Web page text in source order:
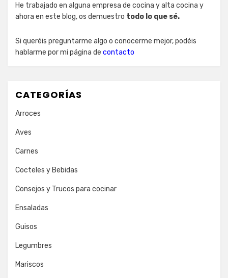
He trabajado en alguna empresa de cocina y alta cocina y
ahora en este blog, os demuestro todo lo que sé.
Si queréis preguntarme algo o conocerme mejor, podéis
hablarme por mi página de contacto
CATEGORÍAS
Arroces
Aves
Carnes
Cocteles y Bebidas
Consejos y Trucos para cocinar
Ensaladas
Guisos
Legumbres
Mariscos